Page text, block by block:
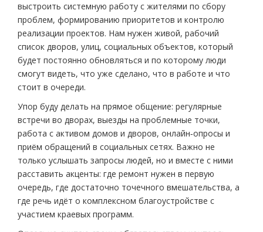
выстроить системную работу с жителями по сбору
проблем, формированию приоритетов и контролю
реализации проектов. Нам нужен живой, рабочий
список дворов, улиц, социальных объектов, который
будет постоянно обновляться и по которому люди
смогут видеть, что уже сделано, что в работе и что
стоит в очереди.
Упор буду делать на прямое общение: регулярные
встречи во дворах, выезды на проблемные точки,
работа с активом домов и дворов, онлайн‑опросы и
приём обращений в социальных сетях. Важно не
только услышать запросы людей, но и вместе с ними
расставить акценты: где ремонт нужен в первую
очередь, где достаточно точечного вмешательства, а
где речь идёт о комплексном благоустройстве с
участием краевых программ.